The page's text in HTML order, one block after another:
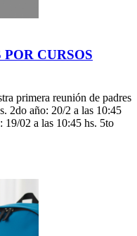
CURSOS
primera reunión de padres
2do año: 20/2 a las 10:45
19/02 a las 10:45 hs. 5to